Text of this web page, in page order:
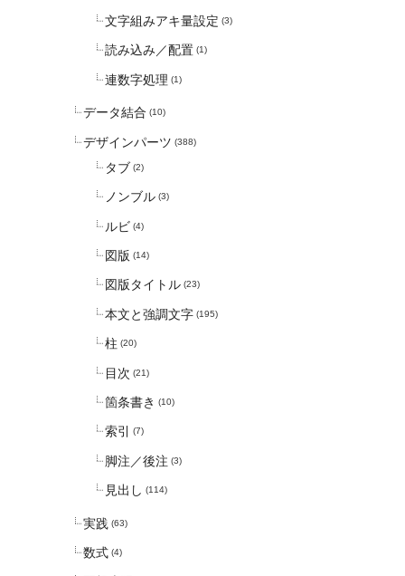
文字組みアキ量設定 (3)
読み込み／配置 (1)
連数字処理 (1)
データ結合 (10)
デザインパーツ (388)
タブ (2)
ノンブル (3)
ルビ (4)
図版 (14)
図版タイトル (23)
本文と強調文字 (195)
柱 (20)
目次 (21)
箇条書き (10)
索引 (7)
脚注／後注 (3)
見出し (114)
実践 (63)
数式 (4)